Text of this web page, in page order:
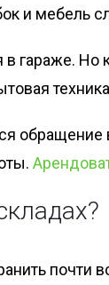
и мебель
гараже.
обращение
почти